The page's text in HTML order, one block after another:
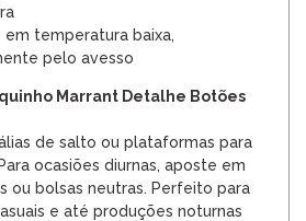
em temperatura baixa,
pelo avesso
Marrant Detalhe Botões
de salto ou plataformas para
ocasiões diurnas, aposte em
ou bolsas neutras. Perfeito para
e até produções noturnas